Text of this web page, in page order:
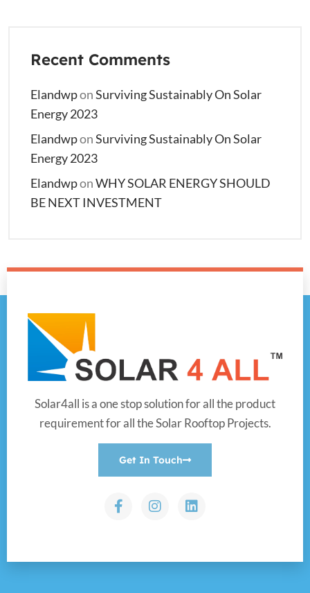
Recent Comments
ElandwponSurviving Sustainably On Solar
Energy 2023
ElandwponSurviving Sustainably On Solar
Energy 2023
ElandwponWHY SOLAR ENERGY SHOULD
BE NEXT INVESTMENT
Solar4all is a one stop solution for all the product
requirement for all the Solar Rooftop Projects.
Get In Touch